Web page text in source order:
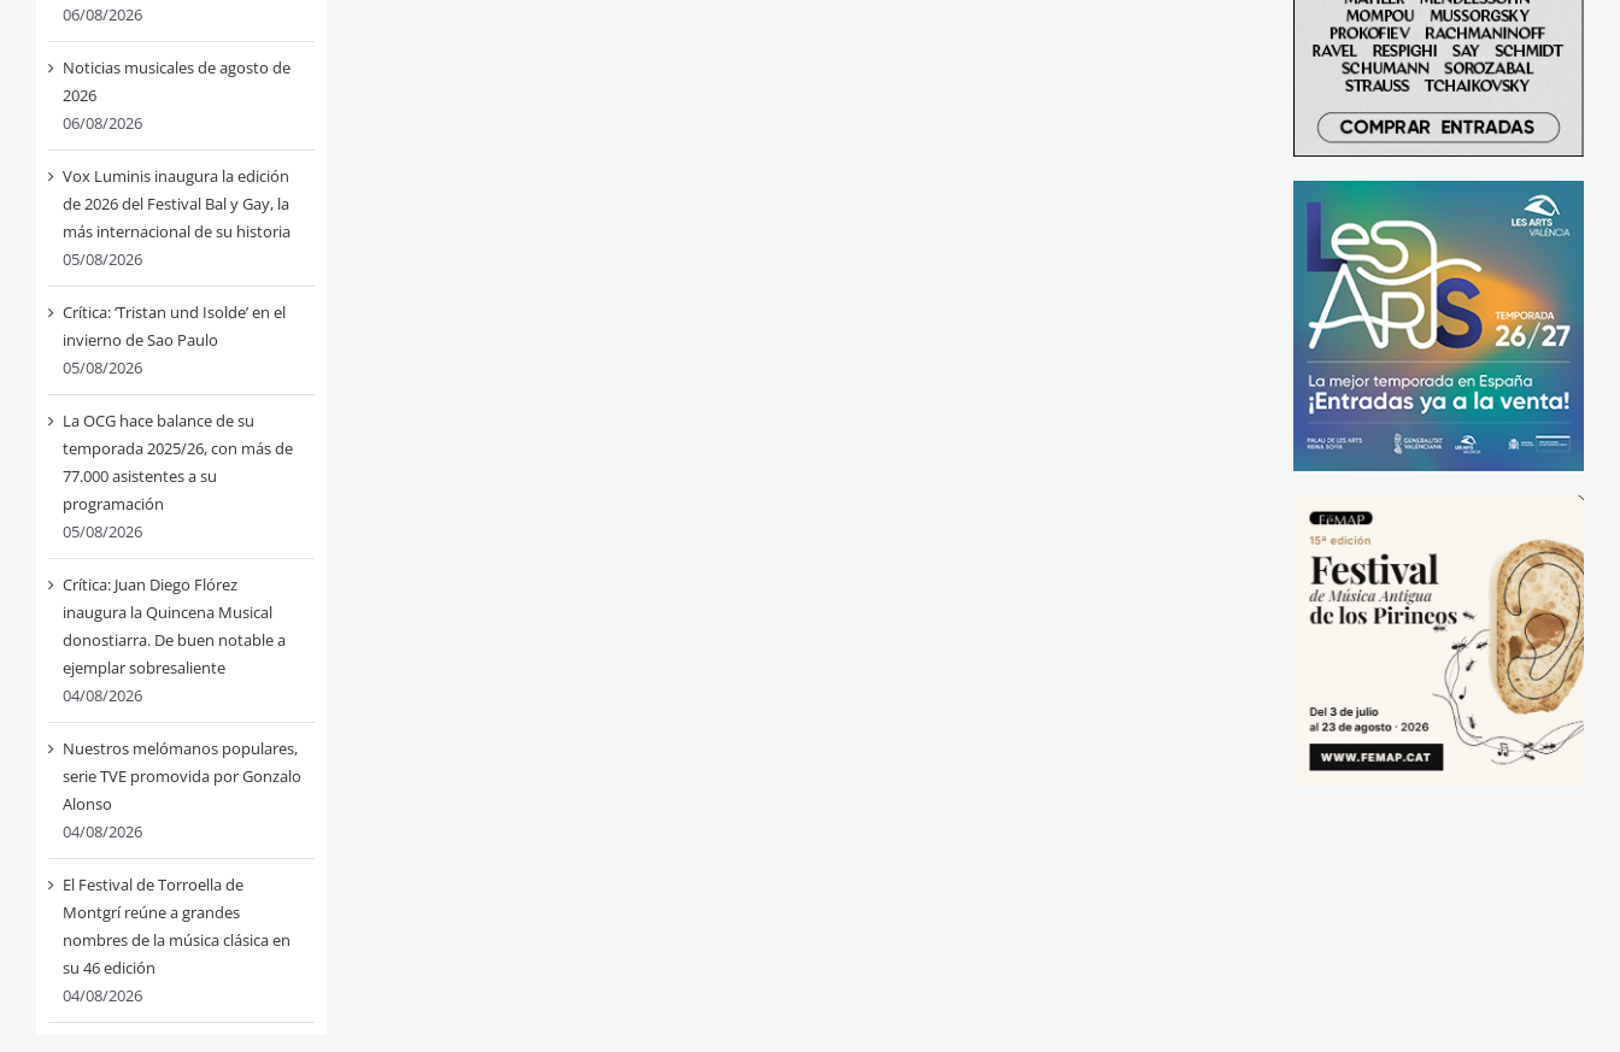
06/08/2026
Noticias musicales de agosto de
2026
06/08/2026
Vox Luminis inaugura la edición
de 2026 del Festival Bal y Gay, la
más internacional de su historia
05/08/2026
Crítica: ‘Tristan und Isolde’ en el
invierno de Sao Paulo
05/08/2026
La OCG hace balance de su
temporada 2025/26, con más de
77.000 asistentes a su
programación
05/08/2026
Crítica: Juan Diego Flórez
inaugura la Quincena Musical
donostiarra. De buen notable a
ejemplar sobresaliente
04/08/2026
Nuestros melómanos populares,
serie TVE promovida por Gonzalo
Alonso
04/08/2026
El Festival de Torroella de
Montgrí reúne a grandes
nombres de la música clásica en
su 46 edición
04/08/2026